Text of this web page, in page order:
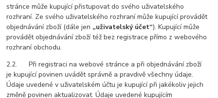
stránce může kupující přistupovat do svého uživatelského
rozhraní. Ze svého uživatelského rozhraní může kupující provádět
objednávání zboží (dále jen „uživatelský účet“). Kupující může
provádět objednávání zboží též bez registrace přímo z webového
rozhraní obchodu.
2.2. Při registraci na webové stránce a při objednávání zboží
je kupující povinen uvádět správně a pravdivě všechny údaje.
Údaje uvedené v uživatelském účtu je kupující při jakékoliv jejich
změně povinen aktualizovat. Údaje uvedené kupujícím